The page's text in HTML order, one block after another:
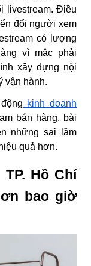
livestream. Điều
đổi người xem
có lượng
vì mắc phải
xây dựng nội
vận hành.
kinh doanh
bán hàng, bài
những sai lầm
quả hơn.
Hồ Chí
bao giờ